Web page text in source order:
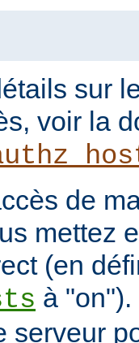
sur
voir la
de
mettez
(en
à
serveur